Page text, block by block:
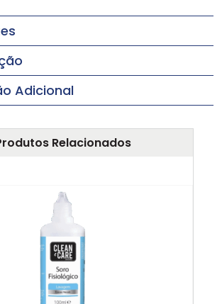
Adicional
Relacionados